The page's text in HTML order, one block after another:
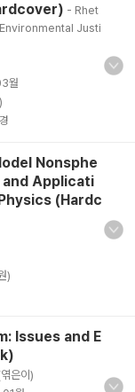
- Rhet
Justi
월
Nonsphe
Applicati
(Hardc
)
Issues and E
은이)